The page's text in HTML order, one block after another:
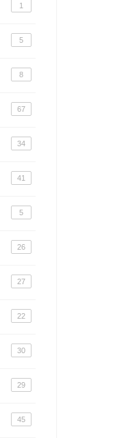
1
5
8
67
34
41
5
26
27
22
30
29
45